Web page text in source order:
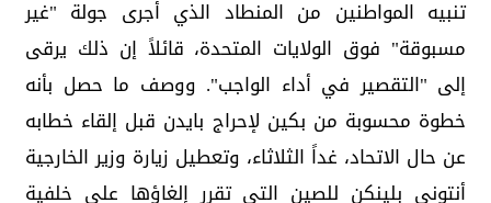
تنبيه المواطنين من المنطاد الذي أجرى جولة "غير
مسبوقة" فوق الولايات المتحدة، قائلاً إن ذلك يرقى
إلى "التقصير في أداء الواجب". ووصف ما حصل بأنه
خطوة محسوبة من بكين لإحراج بايدن قبل إلقاء خطابه
عن حال الاتحاد، غداً الثلاثاء، وتعطيل زيارة وزير الخارجية
أنتوني بلينكن للصين التي تقرر إلغاؤها على خلفية